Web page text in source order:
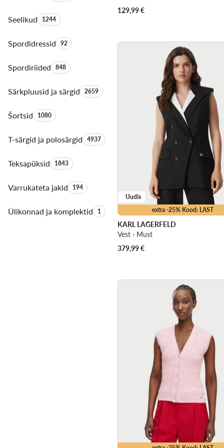
SeelikudToodete arv:
1244
SpordidressidToodete arv:
92
SpordiriidedToodete arv:
848
Särkpluusid ja särgidToodete arv:
2659
ŠortsidToodete arv:
1080
T-särgid ja polosärgidToodete arv:
4937
TeksapüksidToodete arv:
1843
Varrukateta jakidToodete arv:
194
Ülikonnad ja komplektidToodete arv:
1
129,99€
extra -25% Kood: LAST
Uudis
KARL LAGERFELD
Vest · Must
379,99€